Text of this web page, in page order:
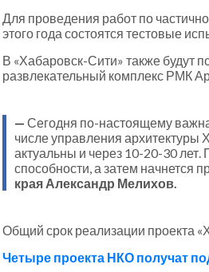
Для проведения работ по
этого года состоятся тестовые
В «Хабаровск-Сити» также будут
развлекательный комплекс РМК
— Сегодня по-настоящему
числе управления архитектуры
актуальны и через 10-20-30
способности, а затем начнется
края Александр Мелихов.
Общий срок реализации проекта
Четыре проекта НКО получат